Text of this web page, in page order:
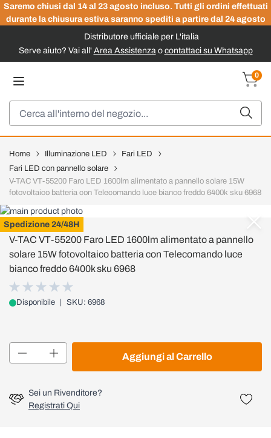
Saremo chiusi dal 14 al 23 agosto incluso. Tutti gli ordini effettuati
durante la chiusura estiva saranno spediti a partire dal 24 agosto
Distributore ufficiale per L'italia
Serve aiuto? Vai all' Area Assistenzao contattaci su Whatsapp
0
Home Illuminazione LED
Fari LED
Fari LED con pannello solare
V-TAC VT-55200 Faro LED 1600lm alimentato a pannello solare 15W
fotovoltaico batteria con Telecomando luce bianco freddo 6400k sku 6968
Spedizione 24/48H
V-TAC
V-TAC VT-55200 Faro LED 1600lm alimentato a pannello
solare 15W fotovoltaico batteria con Telecomando luce
bianco freddo 6400k sku 6968
Disponibile SKU: 6968
Aggiungi al Carrello
Sei un Rivenditore?
Registrati Qui